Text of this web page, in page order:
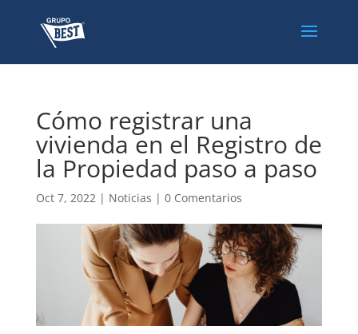
Cómo registrar una
vivienda en el Registro de
la Propiedad paso a paso
Oct 7, 2022| Noticias | 0 Comentarios